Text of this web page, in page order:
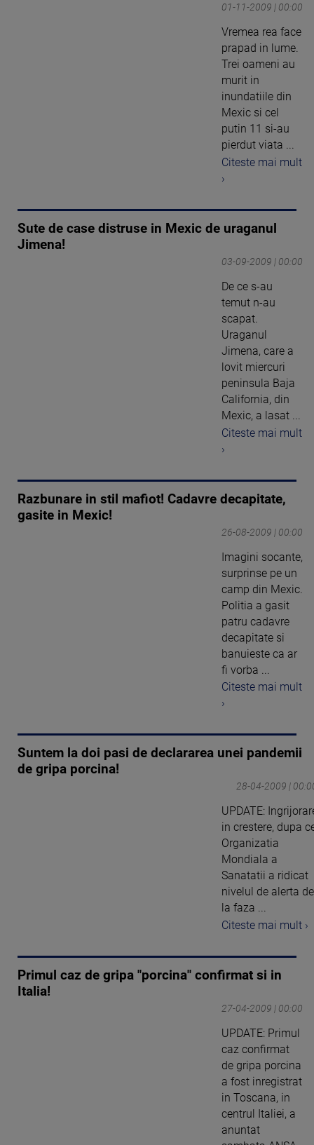
01-11-2009 | 00:00
Vremea rea face
prapad in lume.
Trei oameni au
murit in
inundatiile din
Mexic si cel
putin 11 si-au
pierdut viata ...
Citeste mai mult
›
Sute de case distruse in Mexic de uraganul
Jimena!
03-09-2009 | 00:00
De ce s-au
temut n-au
scapat.
Uraganul
Jimena, care a
lovit miercuri
peninsula Baja
California, din
Mexic, a lasat ...
Citeste mai mult
›
Razbunare in stil mafiot! Cadavre decapitate,
gasite in Mexic!
26-08-2009 | 00:00
Imagini socante,
surprinse pe un
camp din Mexic.
Politia a gasit
patru cadavre
decapitate si
banuieste ca ar
fi vorba ...
Citeste mai mult
›
Suntem la doi pasi de declararea unei pandemii
de gripa porcina!
28-04-2009 |
UPDATE:
in crestere, dupa
Organizatia
Mondiala a
Sanatatii a ridicat
nivelul de alerta de
la faza ...
Citeste mai mult ›
Primul caz de gripa "porcina" confirmat si in
Italia!
27-04-2009 | 00:00
UPDATE: Primul
caz confirmat
de gripa porcina
a fost inregistrat
in Toscana, in
centrul Italiei, a
anuntat